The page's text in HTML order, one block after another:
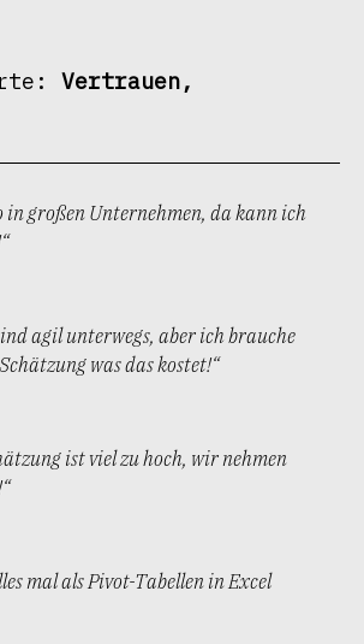
Vertrauen,
in großen Unternehmen, da kann ich
agil unterwegs, aber ich brauche
was das kostet!“
ist viel zu hoch, wir nehmen
mal als Pivot-Tabellen in Excel